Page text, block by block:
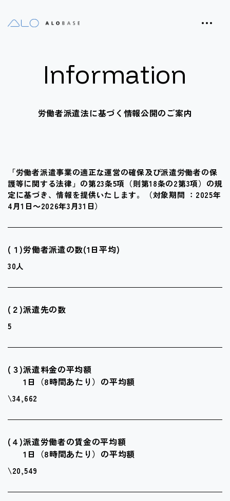
Information
労働者派遣法に基づく情報公開のご案内
「労働者派遣事業の適正な運営の確保及び派遣労働者の保
護等に関する法律」の第23条5項（則第18条の2第3項） の規
定に基づき、情報を提供いたします。（対象期間 ：2025年
4月1日～2026年3月31日）
(１)労働者派遣の数(1日平均)
30人
(２)派遣先の数
5
(３)派遣料金の平均額
1日（8時間あたり）の平均額
\34,662
(４)派遣労働者の賃金の平均額
1日（8時間あたり）の平均額
\20,549